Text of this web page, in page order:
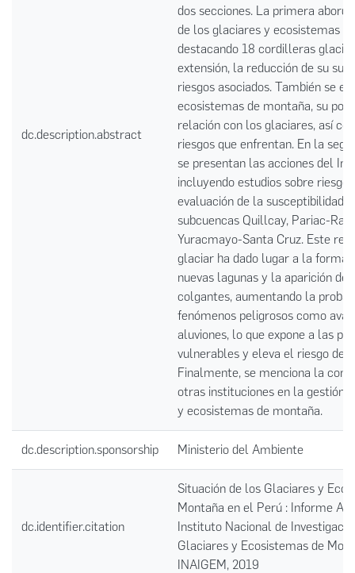
dc.description.abstract
dos secciones. La primera
de los glaciares y ecosistemas
destacando 18 cordilleras
extensión, la reducción de su
riesgos asociados. También se
ecosistemas de montaña, su
relación con los glaciares, así
riesgos que enfrentan. En la
se presentan las acciones del
incluyendo estudios sobre
evaluación de la susceptibilidad
subcuencas Quillcay, Pariac-
Yuracmayo-Santa Cruz. Este
glaciar ha dado lugar a la
nuevas lagunas y la aparición de
colgantes, aumentando la
fenómenos peligrosos como
aluviones, lo que expone a las
vulnerables y eleva el riesgo de
Finalmente, se menciona la
otras instituciones en la gestión
y ecosistemas de montaña.
dc.description.sponsorship Ministerio del Ambiente
dc.identifier.citation
Situación de los Glaciares y
Montaña en el Perú : Informe
Instituto Nacional de
Glaciares y Ecosistemas de
INAIGEM, 2019